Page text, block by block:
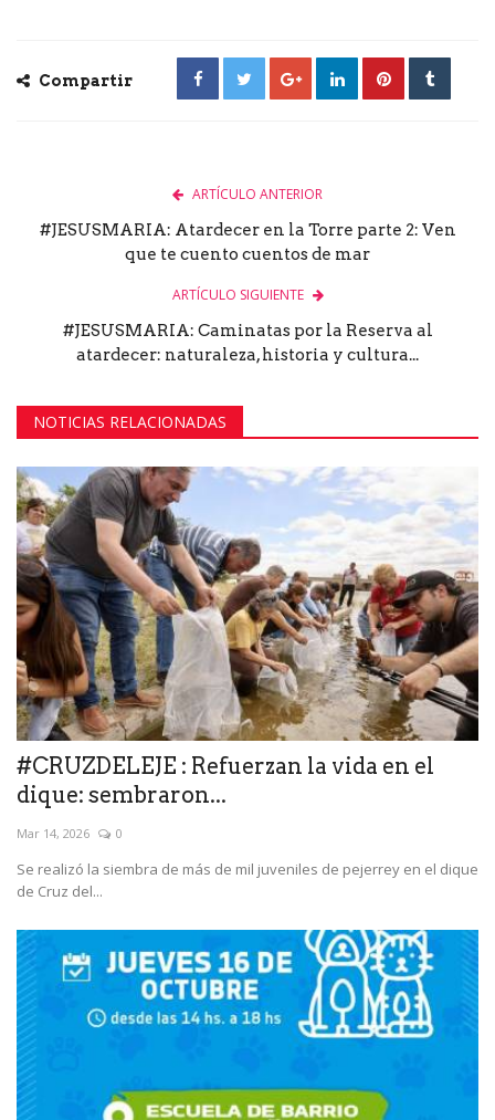
Compartir
ARTÍCULO ANTERIOR
#JESUSMARIA: Atardecer en la Torre parte 2: Ven
que te cuento cuentos de mar
ARTÍCULO SIGUIENTE
#JESUSMARIA: Caminatas por la Reserva al
atardecer: naturaleza, historia y cultura...
NOTICIAS RELACIONADAS
#CRUZDELEJE : Refuerzan la vida en el
dique: sembraron...
Mar 14, 2026 0
Se realizó la siembra de más de mil juveniles de pejerrey en el dique
de Cruz del...